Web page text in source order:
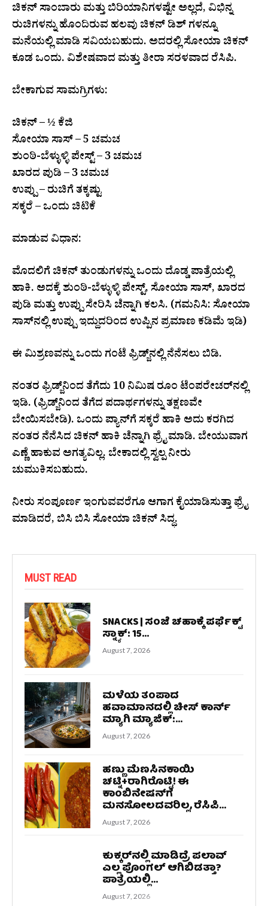
ಚಿಕನ್ ಸಾಂಬಾರು ಮತ್ತು ಬಿರಿಯಾನಿಗಳಷ್ಟೇ ಅಲ್ಲದೆ, ವಿಭಿನ್ನ
ರುಚಿಗಳನ್ನು ಹೊಂದಿರುವ ಹಲವು ಚಿಕನ್ ಡಿಶ್ ಗಳನ್ನೂ
ಮನೆಯಲ್ಲಿ ಮಾಡಿ ಸವಿಯಬಹುದು. ಅದರಲ್ಲಿ ಸೋಯಾ ಚಿಕನ್
ಕೂಡ ಒಂದು. ವಿಶೇಷವಾದ ಮತ್ತು ತೀರಾ ಸರಳವಾದ ರೆಸಿಪಿ.
ಬೇಕಾಗುವ ಸಾಮಗ್ರಿಗಳು:
ಚಿಕನ್ – ½ ಕೆಜಿ
ಸೋಯಾ ಸಾಸ್ – 5 ಚಮಚ
ಶುಂಠಿ-ಬೆಳ್ಳುಳ್ಳಿ ಪೇಸ್ಟ್ – 3 ಚಮಚ
ಖಾರದ ಪುಡಿ – 3 ಚಮಚ
ಉಪ್ಪು – ರುಚಿಗೆ ತಕ್ಕಷ್ಟು
ಸಕ್ಕರೆ – ಒಂದು ಚಿಟಿಕೆ
ಮಾಡುವ ವಿಧಾನ:
ಮೊದಲಿಗೆ ಚಿಕನ್ ತುಂಡುಗಳನ್ನು ಒಂದು ದೊಡ್ಡ ಪಾತ್ರೆಯಲ್ಲಿ
ಹಾಕಿ. ಅದಕ್ಕೆ ಶುಂಠಿ-ಬೆಳ್ಳುಳ್ಳಿ ಪೇಸ್ಟ್, ಸೋಯಾ ಸಾಸ್, ಖಾರದ
ಪುಡಿ ಮತ್ತು ಉಪ್ಪು ಸೇರಿಸಿ ಚೆನ್ನಾಗಿ ಕಲಸಿ. (ಗಮನಿಸಿ: ಸೋಯಾ
ಸಾಸ್‌ನಲ್ಲಿ ಉಪ್ಪು ಇದ್ದುದರಿಂದ ಉಪ್ಪಿನ ಪ್ರಮಾಣ ಕಡಿಮೆ ಇಡಿ)
ಈ ಮಿಶ್ರಣವನ್ನು ಒಂದು ಗಂಟೆ ಫ್ರಿಡ್ಜ್‌ನಲ್ಲಿ ನೆನೆಸಲು ಬಿಡಿ.
ನಂತರ ಫ್ರಿಡ್ಜ್‌ನಿಂದ ತೆಗೆದು 10 ನಿಮಿಷ ರೂಂ ಟೆಂಪರೇಚರ್‌ನಲ್ಲಿ
ಇಡಿ. (ಫ್ರಿಡ್ಜ್‌ನಿಂದ ತೆಗೆದ ಪದಾರ್ಥಗಳನ್ನು ತಕ್ಷಣವೇ
ಬೇಯಿಸಬೇಡಿ). ಒಂದು ಪ್ಯಾನ್‌ಗೆ ಸಕ್ಕರೆ ಹಾಕಿ ಅದು ಕರಗಿದ
ನಂತರ ನೆನೆಸಿದ ಚಿಕನ್ ಹಾಕಿ ಚೆನ್ನಾಗಿ ಫ್ರೈ ಮಾಡಿ. ಬೇಯುವಾಗ
ಎಣ್ಣೆ ಹಾಕುವ ಅಗತ್ಯವಿಲ್ಲ. ಬೇಕಾದಲ್ಲಿ ಸ್ವಲ್ಪ ನೀರು
ಚುಮುಕಿಸಬಹುದು.
ನೀರು ಸಂಪೂರ್ಣ ಇಂಗುವವರೆಗೂ ಆಗಾಗ ಕೈಯಾಡಿಸುತ್ತಾ ಫ್ರೈ
ಮಾಡಿದರೆ, ಬಿಸಿ ಬಿಸಿ ಸೋಯಾ ಚಿಕನ್ ಸಿದ್ಧ.
MUST READ
SNACKS | ಸಂಜೆ ಚಹಾಕ್ಕೆ ಪರ್ಫೆಕ್ಟ್
ಸ್ನ್ಯಾಕ್: 15...
August 7, 2026
ಮಳೆಯ ತಂಪಾದ
ಹವಾಮಾನದಲ್ಲಿ ಚೀಸ್ ಕಾರ್ನ್
ಮ್ಯಾಗಿ ಮ್ಯಾಜಿಕ್:...
August 7, 2026
ಹಣ್ಣು ಮೆಣಸಿನಕಾಯಿ
ಚಟ್ನಿ+ರಾಗಿರೊಟ್ಟಿ! ಈ
ಕಾಂಬಿನೇಷನ್‌ಗೆ
ಮನಸೋಲದವರಿಲ್ಲ, ರೆಸಿಪಿ...
August 7, 2026
ಕುಕ್ಕರ್‌ನಲ್ಲಿ ಮಾಡಿದ್ರೆ ಪಲಾವ್‌
ಎಲ್ಲ ಪೊಂಗಲ್‌ ಆಗಿಬಿಡತ್ತಾ?
ಪಾತ್ರೆಯಲ್ಲಿ...
August 7, 2026